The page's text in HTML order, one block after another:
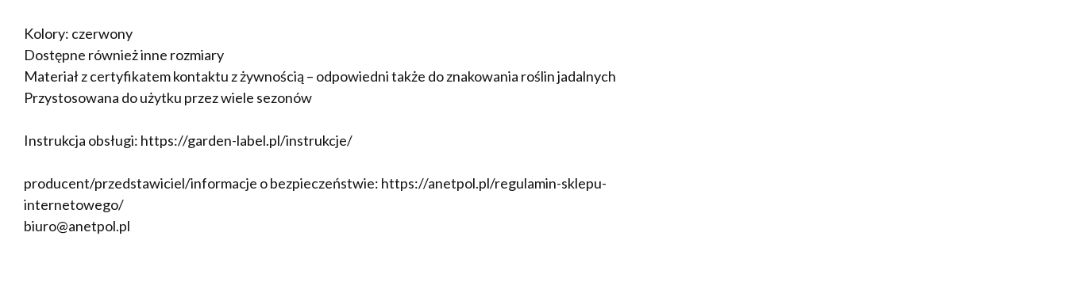
Kolory: czerwony
Dostępne również inne rozmiary
Materiał z certyfikatem kontaktu z żywnością – odpowiedni także do znakowania roślin jadalnych
Przystosowana do użytku przez wiele sezonów
Instrukcja obsługi: https://garden-label.pl/instrukcje/
producent/przedstawiciel/informacje o bezpieczeństwie: https://anetpol.pl/regulamin-sklepu-
internetowego/
biuro@anetpol.pl